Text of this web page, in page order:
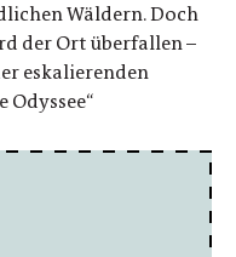
Wäldern. Doch
der Ort überfallen –
eskalierenden
Odyssee“